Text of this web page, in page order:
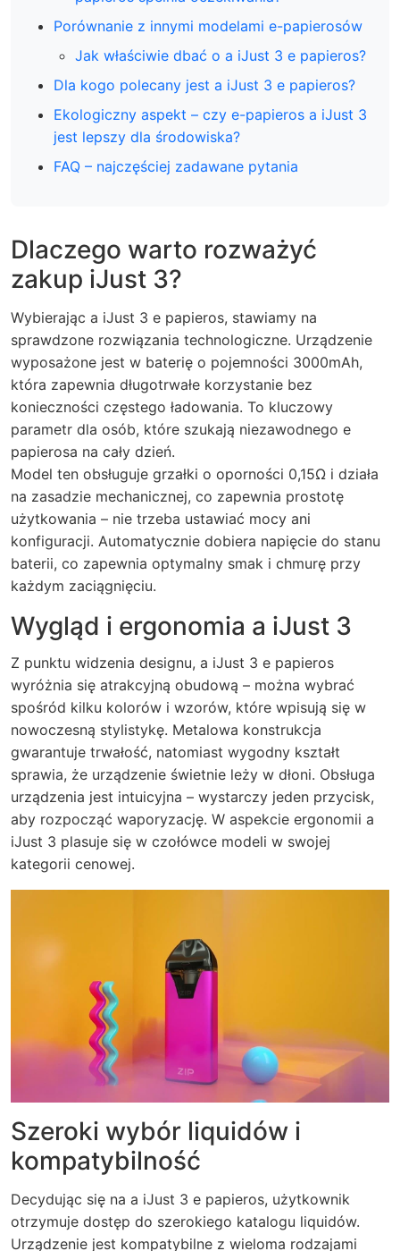
Porównanie z innymi modelami e-papierosów
Jak właściwie dbać o a iJust 3 e papieros?
Dla kogo polecany jest a iJust 3 e papieros?
Ekologiczny aspekt – czy e-papieros a iJust 3
jest lepszy dla środowiska?
FAQ – najczęściej zadawane pytania
Dlaczego warto rozważyć
zakup iJust 3?
Wybierając a iJust 3 e papieros, stawiamy na
sprawdzone rozwiązania technologiczne. Urządzenie
wyposażone jest w baterię o pojemności 3000mAh,
która zapewnia długotrwałe korzystanie bez
konieczności częstego ładowania. To kluczowy
parametr dla osób, które szukają niezawodnego e
papierosa na cały dzień.
Model ten obsługuje grzałki o oporności 0,15Ω i działa
na zasadzie mechanicznej, co zapewnia prostotę
użytkowania – nie trzeba ustawiać mocy ani
konfiguracji. Automatycznie dobiera napięcie do stanu
baterii, co zapewnia optymalny smak i chmurę przy
każdym zaciągnięciu.
Wygląd i ergonomia a iJust 3
Z punktu widzenia designu, a iJust 3 e papieros
wyróżnia się atrakcyjną obudową – można wybrać
spośród kilku kolorów i wzorów, które wpisują się w
nowoczesną stylistykę. Metalowa konstrukcja
gwarantuje trwałość, natomiast wygodny kształt
sprawia, że urządzenie świetnie leży w dłoni. Obsługa
urządzenia jest intuicyjna – wystarczy jeden przycisk,
aby rozpocząć waporyzację. W aspekcie ergonomii a
iJust 3 plasuje się w czołówce modeli w swojej
kategorii cenowej.
Szeroki wybór liquidów i
kompatybilność
Decydując się na a iJust 3 e papieros, użytkownik
otrzymuje dostęp do szerokiego katalogu liquidów.
Urządzenie jest kompatybilne z wieloma rodzajami